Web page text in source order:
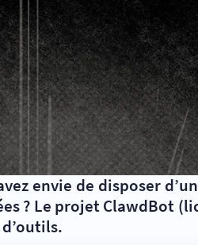
envie de disposer
? Le projet ClawdBot